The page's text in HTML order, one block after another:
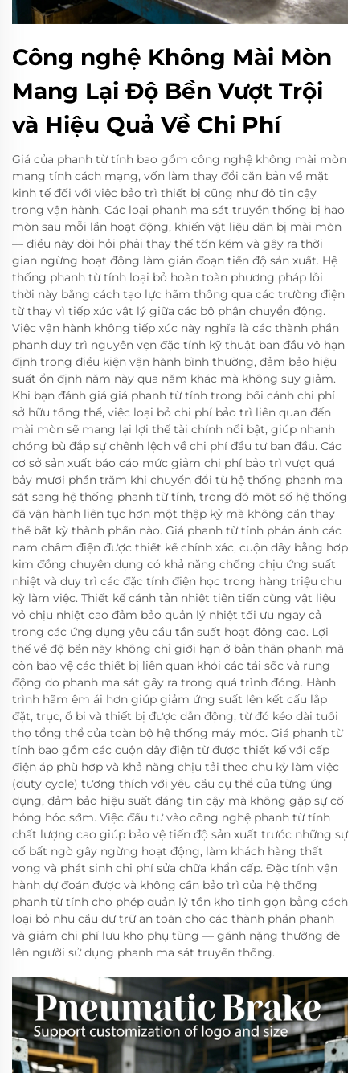
Công nghệ Không Mài Mòn
Mang Lại Độ Bền Vượt Trội
và Hiệu Quả Về Chi Phí
Giá của phanh từ tính bao gồm công nghệ không mài mòn
mang tính cách mạng, vốn làm thay đổi căn bản về mặt
kinh tế đối với việc bảo trì thiết bị cũng như độ tin cậy
trong vận hành. Các loại phanh ma sát truyền thống bị hao
mòn sau mỗi lần hoạt động, khiến vật liệu dần bị mài mòn
— điều này đòi hỏi phải thay thế tốn kém và gây ra thời
gian ngừng hoạt động làm gián đoạn tiến độ sản xuất. Hệ
thống phanh từ tính loại bỏ hoàn toàn phương pháp lỗi
thời này bằng cách tạo lực hãm thông qua các trường điện
từ thay vì tiếp xúc vật lý giữa các bộ phận chuyển động.
Việc vận hành không tiếp xúc này nghĩa là các thành phần
phanh duy trì nguyên vẹn đặc tính kỹ thuật ban đầu vô hạn
định trong điều kiện vận hành bình thường, đảm bảo hiệu
suất ổn định năm này qua năm khác mà không suy giảm.
Khi bạn đánh giá giá phanh từ tính trong bối cảnh chi phí
sở hữu tổng thể, việc loại bỏ chi phí bảo trì liên quan đến
mài mòn sẽ mang lại lợi thế tài chính nổi bật, giúp nhanh
chóng bù đắp sự chênh lệch về chi phí đầu tư ban đầu. Các
cơ sở sản xuất báo cáo mức giảm chi phí bảo trì vượt quá
bảy mươi phần trăm khi chuyển đổi từ hệ thống phanh ma
sát sang hệ thống phanh từ tính, trong đó một số hệ thống
đã vận hành liên tục hơn một thập kỷ mà không cần thay
thế bất kỳ thành phần nào. Giá phanh từ tính phản ánh các
nam châm điện được thiết kế chính xác, cuộn dây bằng hợp
kim đồng chuyên dụng có khả năng chống chịu ứng suất
nhiệt và duy trì các đặc tính điện học trong hàng triệu chu
kỳ làm việc. Thiết kế cánh tản nhiệt tiên tiến cùng vật liệu
vỏ chịu nhiệt cao đảm bảo quản lý nhiệt tối ưu ngay cả
trong các ứng dụng yêu cầu tần suất hoạt động cao. Lợi
thế về độ bền này không chỉ giới hạn ở bản thân phanh mà
còn bảo vệ các thiết bị liên quan khỏi các tải sốc và rung
động do phanh ma sát gây ra trong quá trình đóng. Hành
trình hãm êm ái hơn giúp giảm ứng suất lên kết cấu lắp
đặt, trục, ổ bi và thiết bị được dẫn động, từ đó kéo dài tuổi
thọ tổng thể của toàn bộ hệ thống máy móc. Giá phanh từ
tính bao gồm các cuộn dây điện từ được thiết kế với cấp
điện áp phù hợp và khả năng chịu tải theo chu kỳ làm việc
(duty cycle) tương thích với yêu cầu cụ thể của từng ứng
dụng, đảm bảo hiệu suất đáng tin cậy mà không gặp sự cố
hỏng hóc sớm. Việc đầu tư vào công nghệ phanh từ tính
chất lượng cao giúp bảo vệ tiến độ sản xuất trước những sự
cố bất ngờ gây ngừng hoạt động, làm khách hàng thất
vọng và phát sinh chi phí sửa chữa khẩn cấp. Đặc tính vận
hành dự đoán được và không cần bảo trì của hệ thống
phanh từ tính cho phép quản lý tồn kho tinh gọn bằng cách
loại bỏ nhu cầu dự trữ an toàn cho các thành phần phanh
và giảm chi phí lưu kho phụ tùng — gánh nặng thường đè
lên người sử dụng phanh ma sát truyền thống.